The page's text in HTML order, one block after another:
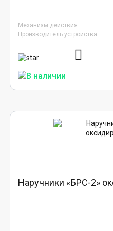
Механизм действия
Производитель устройства
Наручники «БРС-2»